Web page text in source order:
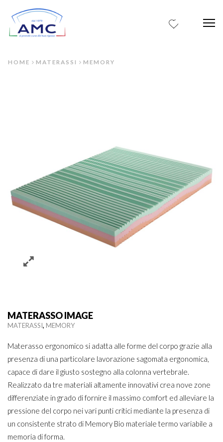
HOME MATERASSI MEMORY
MATERASSO IMAGE
MATERASSI, MEMORY
Materasso ergonomico si adatta alle forme del corpo grazie alla
presenza di una particolare lavorazione sagomata ergonomica,
capace di dare il giusto sostegno alla colonna vertebrale.
Realizzato da tre materiali altamente innovativi crea nove zone
differenziate in grado di fornire il massimo comfort ed alleviare la
pressione del corpo nei vari punti critici mediante la presenza di
un consistente strato di Memory Bio materiale termo variabile a
memoria di forma.